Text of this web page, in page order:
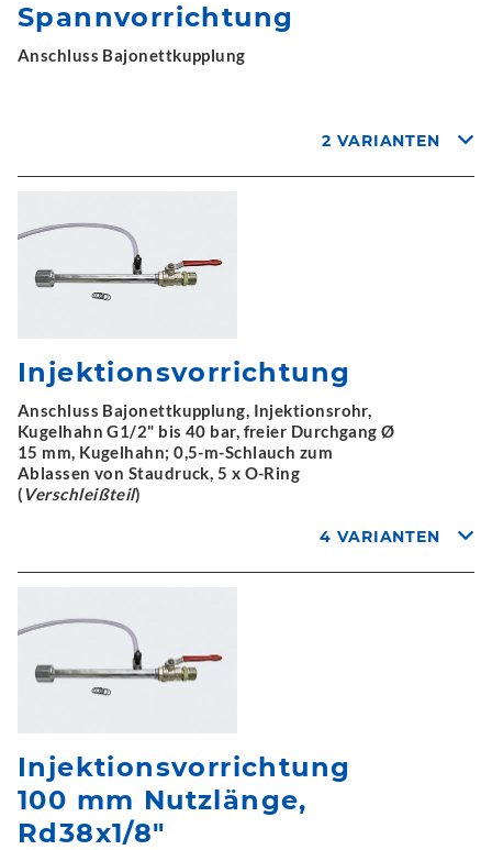
Spannvorrichtung
Anschluss Bajonettkupplung
2 VARIANTEN
Injektionsvorrichtung
Anschluss Bajonettkupplung, Injektionsrohr,
Kugelhahn G1/2" bis 40 bar, freier Durchgang Ø
15 mm, Kugelhahn; 0,5-m-Schlauch zum
Ablassen von Staudruck, 5 x O-Ring
(Verschleißteil)
4 VARIANTEN
Injektionsvorrichtung
100 mm Nutzlänge,
Rd38x1/8"